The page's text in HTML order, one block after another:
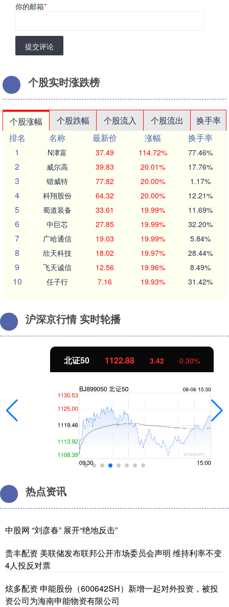
你的邮箱*
提交评论
个股实时涨跌榜
个股涨幅 个股跌幅 个股流入 个股流出
换手率
排名
名称 最新价 涨幅
换手率
1
N津富 37.49 114.72% 77.46%
2 威尔高 39.83 20.01% 17.76%
3 锴威特 77.82 20.00% 1.17%
4 科翔股份 64.32 20.00% 12.21%
5 蜀道装备 33.61 19.99% 11.69%
6 中巨芯 27.85 19.99% 32.20%
7 广哈通信 19.03 19.99% 5.84%
8 欣天科技 18.02 19.97% 28.44%
9 飞天诚信 12.56 19.96% 8.49%
10 任子行 7.16 19.93% 31.42%
沪深京行情 实时轮播
北证50 1122.88 3.42 0.30%
热点资讯
中股网 “刘彦春” 展开“绝地反击”
贵丰配资 美联储发布联邦公开市场委员会声明 维持利率不变
4人投反对票
炫多配资 申能股份（600642SH）新增一起对外投资，被投
资公司为海南申能物资有限公司